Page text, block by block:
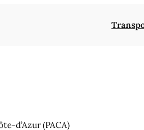
d’Azur (PACA)